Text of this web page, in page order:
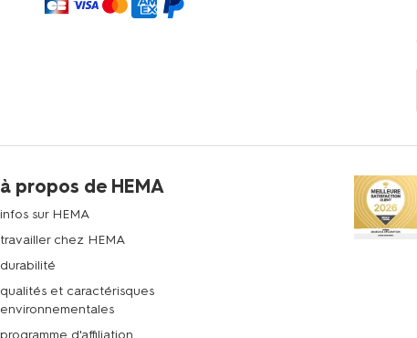
à propos de HEMA
infos sur HEMA
travailler chez HEMA
durabilité
qualités et caractérisques
environnementales
programme d'affiliation